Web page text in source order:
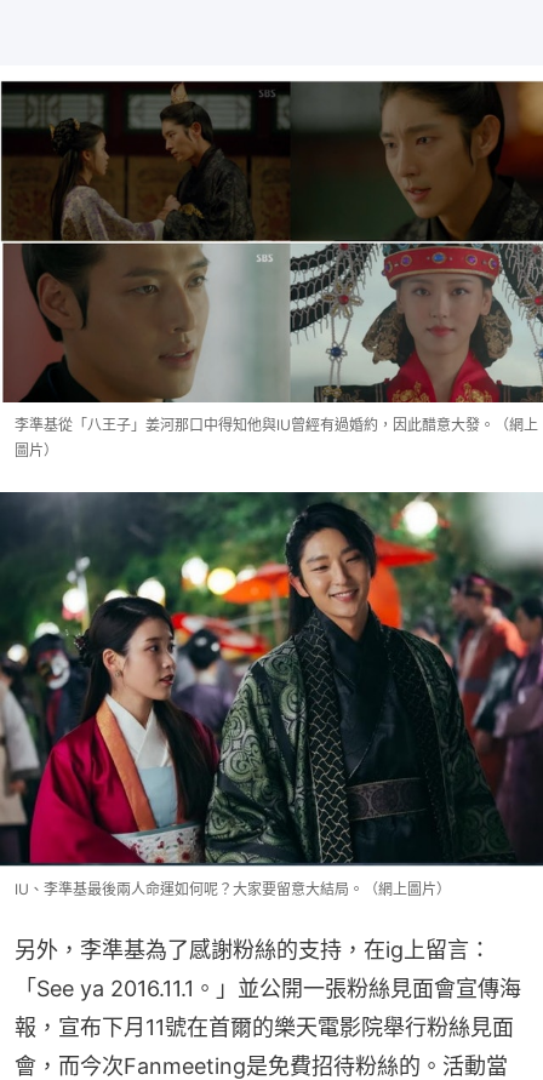
李準基從「八王子」姜河那口中得知他與IU曾經有過婚約，因此醋意大發。（網上
圖片）
IU、李準基最後兩人命運如何呢？大家要留意大結局。（網上圖片）
另外，李準基為了感謝粉絲的支持，在ig上留言：
「See ya 2016.11.1。」並公開一張粉絲見面會宣傳海
報，宣布下月11號在首爾的樂天電影院舉行粉絲見面
會，而今次Fanmeeting是免費招待粉絲的。活動當